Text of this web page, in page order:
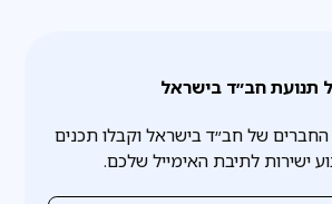
תנועת חב״ד בישראל
של חב״ד בישראל וקבלו תכנים
ישירות לתיבת האימייל שלכם.